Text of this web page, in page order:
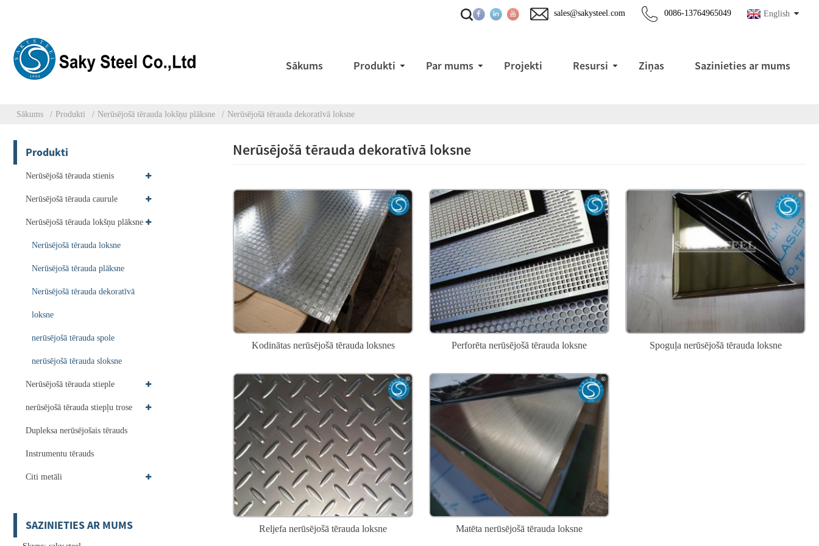
English
0086-13764965049
sales@sakysteel.com
Sākums Produkti Par mums Projekti Resursi Ziņas Sazinieties ar mums
Sākums Produkti Nerūsējošā tērauda lokšņu plāksne Nerūsējošā tērauda dekoratīvā loksne
Produkti
Nerūsējošā tērauda stienis
Nerūsējošā tērauda caurule
Nerūsējošā tērauda lokšņu plāksne
Nerūsējošā tērauda loksne
Nerūsējošā tērauda plāksne
Nerūsējošā tērauda dekoratīvā
loksne
nerūsējošā tērauda spole
nerūsējošā tērauda sloksne
Nerūsējošā tērauda stieple
nerūsējošā tērauda stiepļu trose
Dupleksa nerūsējošais tērauds
Instrumentu tērauds
Citi metāli
SAZINIETIES AR MUMS
Nerūsējošā tērauda dekoratīvā loksne
Kodinātas nerūsējošā tērauda loksnes Perforēta nerūsējošā tērauda loksne Spoguļa nerūsējošā tērauda loksne
Reljefa nerūsējošā tērauda loksne Matēta nerūsējošā tērauda loksne